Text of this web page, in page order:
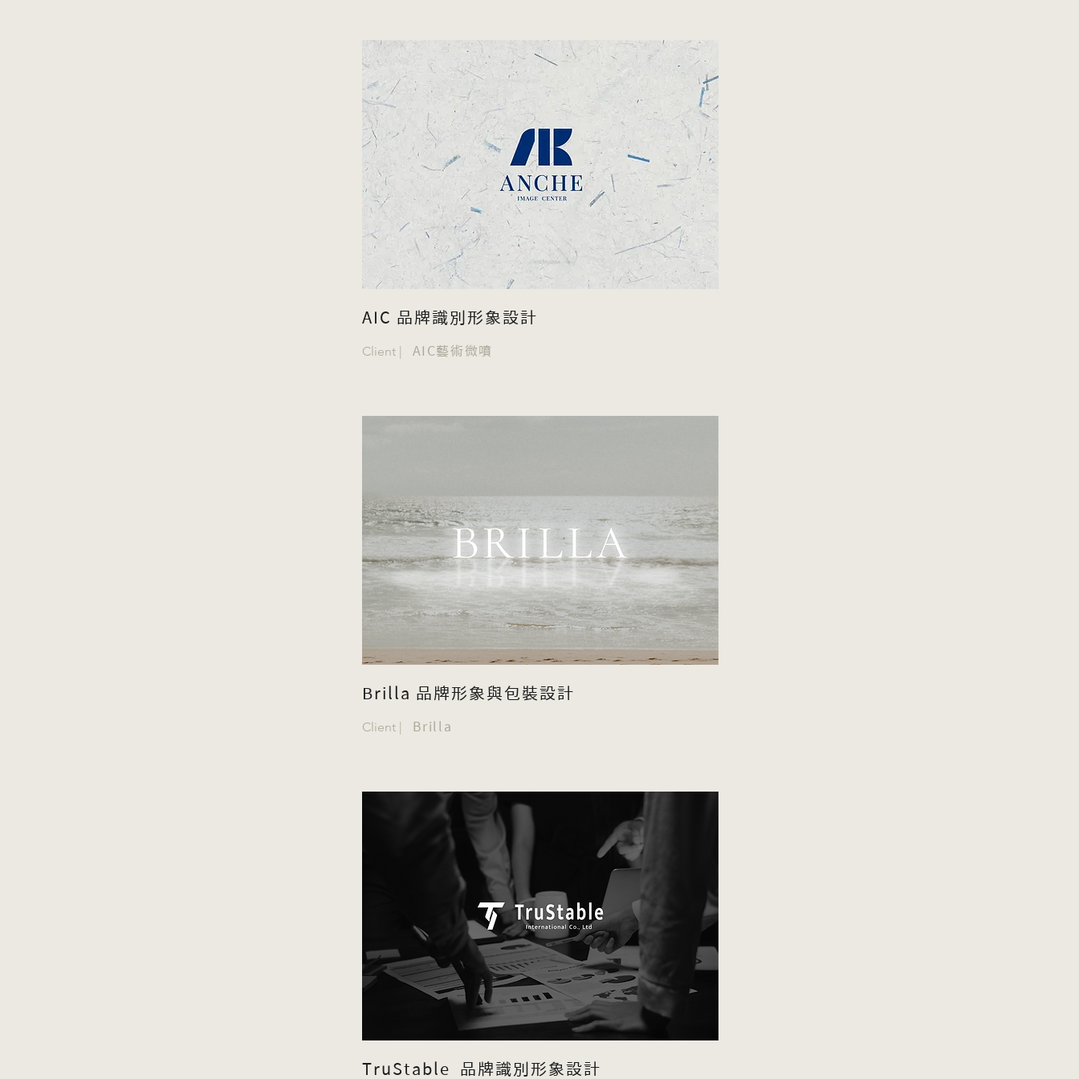
AIC 品牌識別形象設計
Client | AIC藝術微噴
Brilla 品牌形象與包裝設計
Client | Brilla
TruStable 品牌識別形象設計